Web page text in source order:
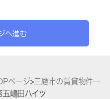
へ進む
ページ>三鷹市の賃貸物件一
五嶋田ハイツ